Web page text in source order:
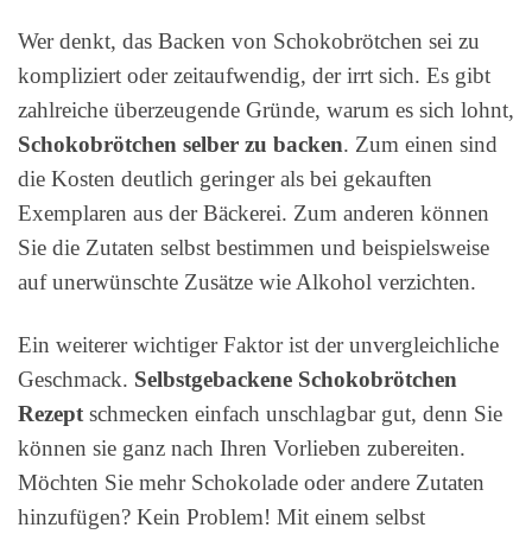
Wer denkt, das Backen von Schokobrötchen sei zu
kompliziert oder zeitaufwendig, der irrt sich. Es gibt
zahlreiche überzeugende Gründe, warum es sich lohnt,
Schokobrötchen selber zu backen. Zum einen sind
die Kosten deutlich geringer als bei gekauften
Exemplaren aus der Bäckerei. Zum anderen können
Sie die Zutaten selbst bestimmen und beispielsweise
auf unerwünschte Zusätze wie Alkohol verzichten.
Ein weiterer wichtiger Faktor ist der unvergleichliche
Geschmack. Selbstgebackene Schokobrötchen
Rezeptschmecken einfach unschlagbar gut, denn Sie
können sie ganz nach Ihren Vorlieben zubereiten.
Möchten Sie mehr Schokolade oder andere Zutaten
hinzufügen? Kein Problem! Mit einem selbst